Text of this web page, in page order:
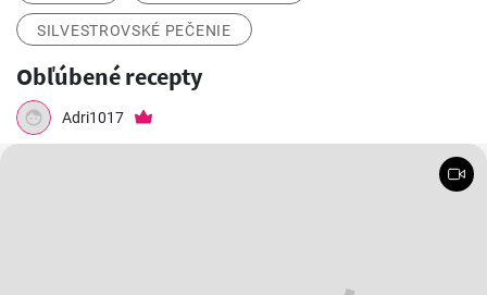
SILVESTROVSKÉ PEČENIE
Obľúbené recepty
Adri1017